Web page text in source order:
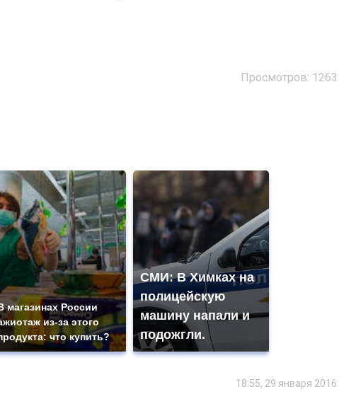
Просмотров: 1263
магазинах России
из-за этого
что купить?
СМИ: В Химках на
полицейскую
машину напали и
подожгли.
18:55, 29 января 2016